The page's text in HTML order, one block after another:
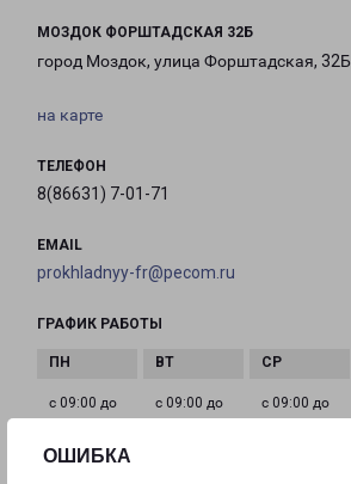
ОШИБКА
МОЗДОК ФОРШТАДСКАЯ 32Б
город Моздок, улица Форштадская, 32Б
на карте
ТЕЛЕФОН
8(86631) 7-01-71
EMAIL
prokhladnyy-fr@pecom.ru
ГРАФИК РАБОТЫ
с 09:00 до
с 09:00 до
с 09:00 до